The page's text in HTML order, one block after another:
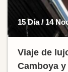
15 Día / 14
Viaje de
Camboya